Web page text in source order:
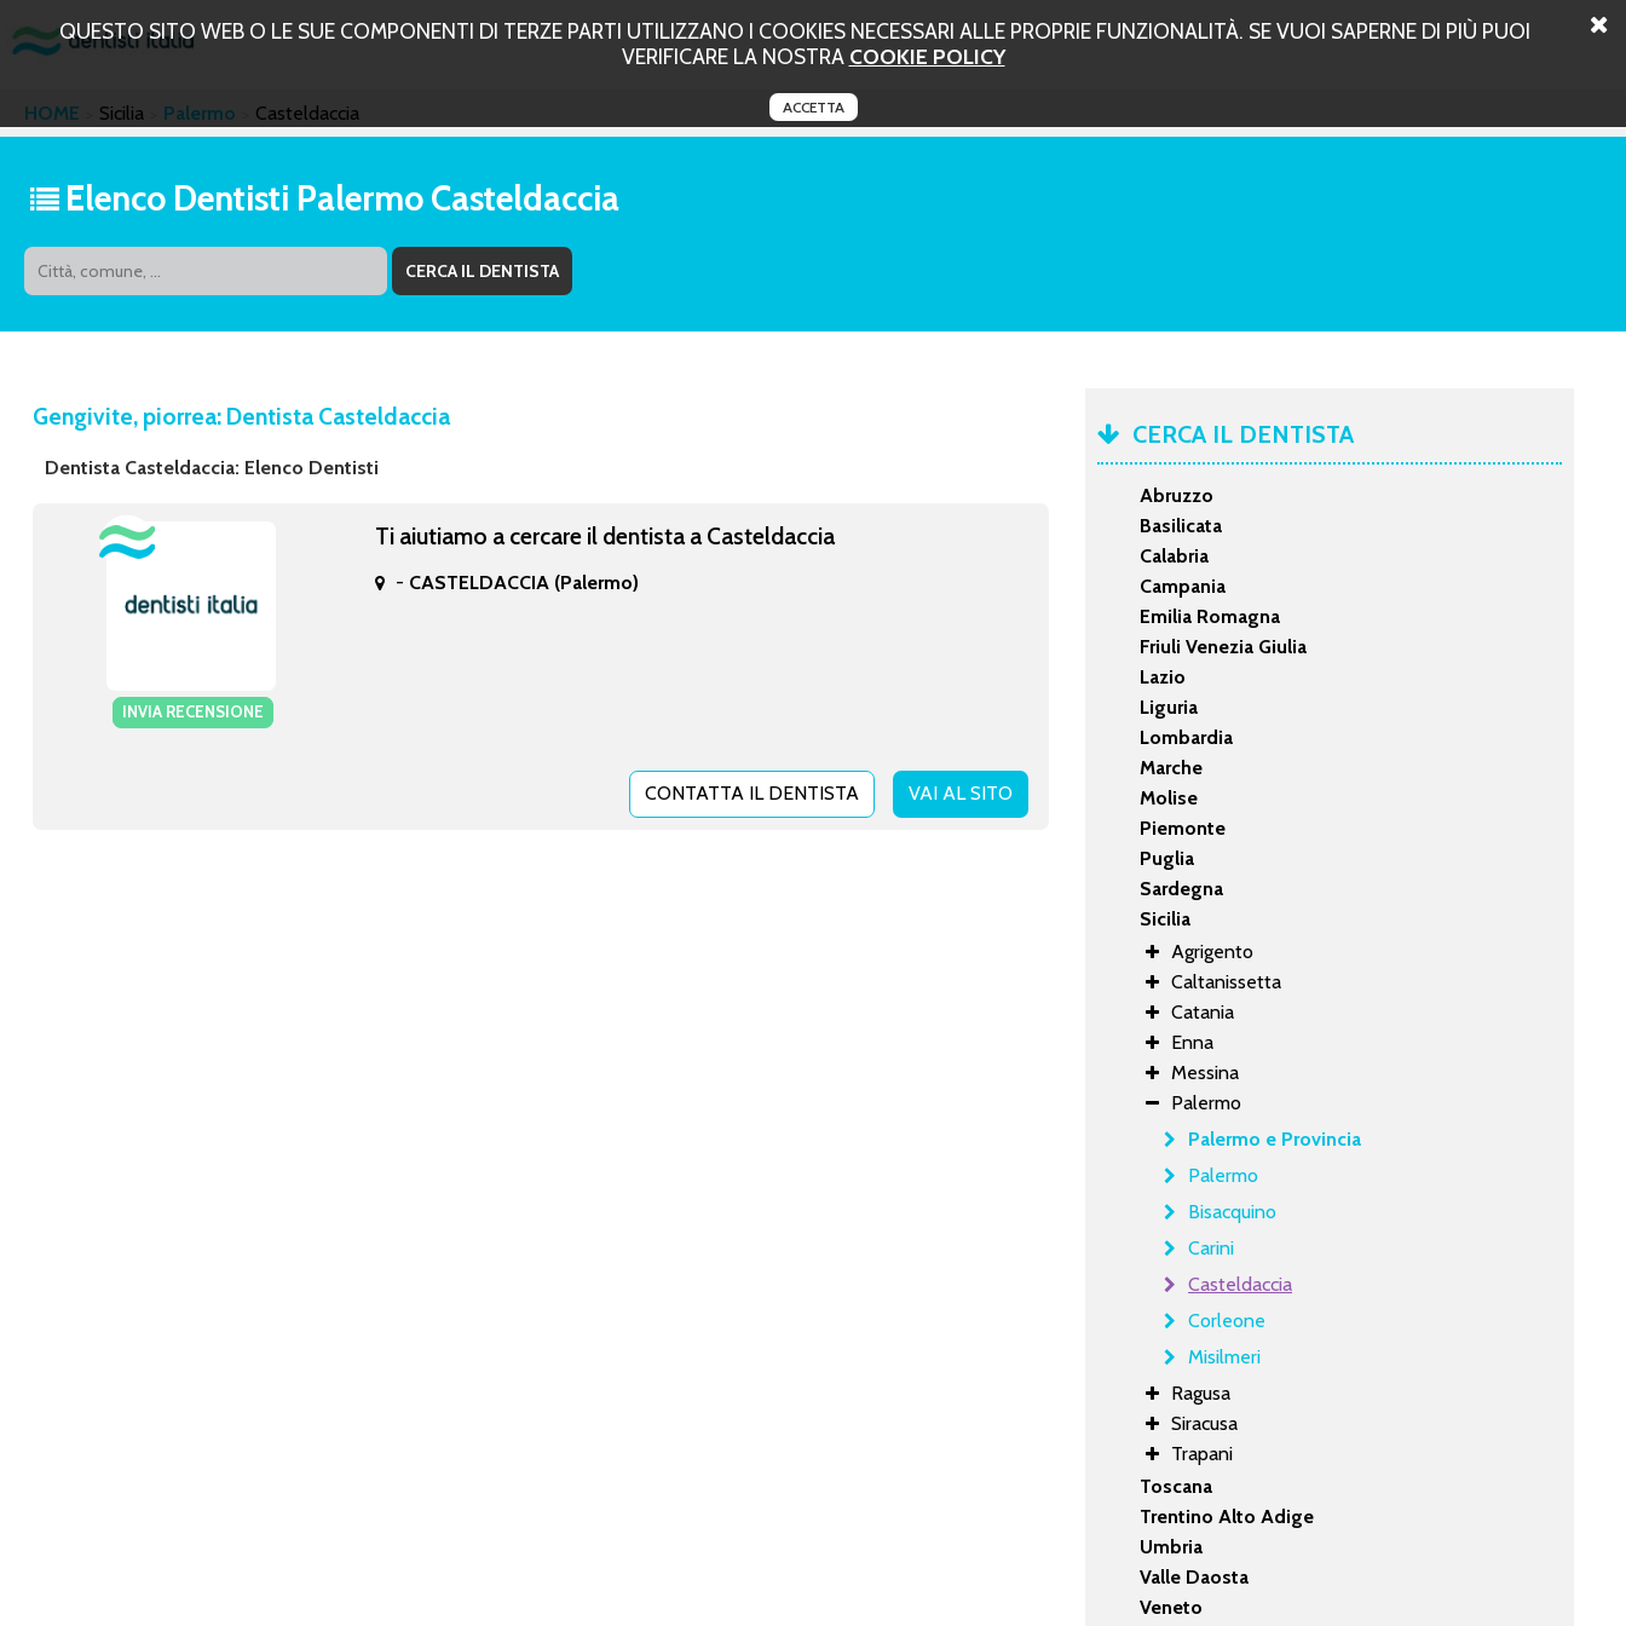
QUESTO SITO WEB O LE SUE COMPONENTI DI TERZE PARTI UTILIZZANO I COOKIES NECESSARI ALLE PROPRIE FUNZIONALITÀ. SE VUOI SAPERNE DI PIÙ PUOI
VERIFICARE LA NOSTRA COOKIE POLICY
ACCETTA
HOME Sicilia Palermo Casteldaccia
Elenco Dentisti Palermo Casteldaccia
Gengivite, piorrea: Dentista Casteldaccia
Dentista Casteldaccia: Elenco Dentisti
INVIA RECENSIONE
Ti aiutiamo a cercare il dentista a Casteldaccia
- CASTELDACCIA (Palermo)
CONTATTA IL DENTISTA VAI AL SITO
CERCA IL DENTISTA
Abruzzo
Basilicata
Calabria
Campania
Emilia Romagna
Friuli Venezia Giulia
Lazio
Liguria
Lombardia
Marche
Molise
Piemonte
Puglia
Sardegna
Sicilia
Agrigento
Caltanissetta
Catania
Enna
Messina
Palermo
Palermo e Provincia
Palermo
Bisacquino
Carini
Casteldaccia
Corleone
Misilmeri
Ragusa
Siracusa
Trapani
Toscana
Trentino Alto Adige
Umbria
Valle Daosta
Veneto